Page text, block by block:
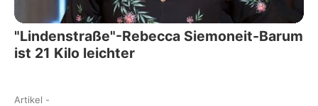
"Lindenstraße"-Rebecca Siemoneit-Barum
ist 21 Kilo leichter
Artikel -